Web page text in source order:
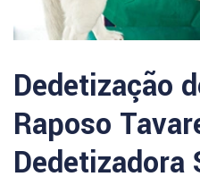
Dedetização
Raposo
Dedetizadora